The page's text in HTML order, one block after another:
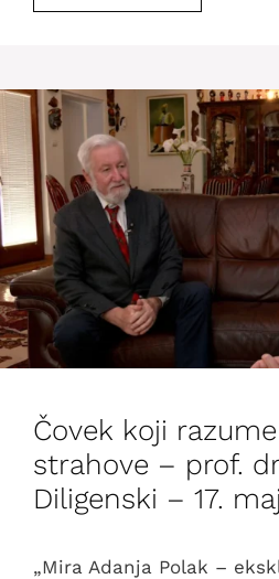
Čovek koji
strahove – prof.
Diligenski – 17.
„Mira Adanja Polak –